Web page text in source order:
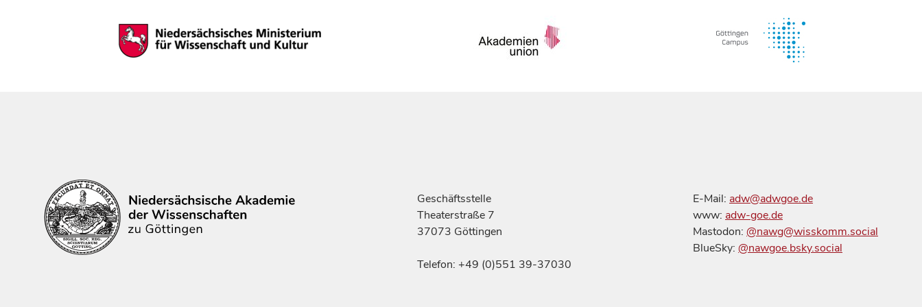
Geschäftsstelle
Theaterstraße 7
37073 Göttingen
Telefon: +49 (0)551 39-37030
E-Mail: adw@adwgoe.de
www: adw-goe.de
Mastodon: @nawg@wisskomm.social
BlueSky: @nawgoe.bsky.social